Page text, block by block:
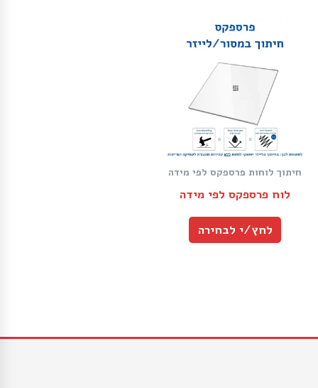
חיתוך לוחות פרספקס לפי מידה
לוח פרספקס לפי מידה
לחץ/י לבחירה